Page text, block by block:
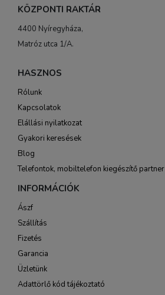
KÖZPONTI RAKTÁR
4400 Nyíregyháza,
Matróz utca 1/A.
HASZNOS
Rólunk
Kapcsolatok
Elállási nyilatkozat
Gyakori keresések
Blog
Telefontok, mobiltelefon kiegészítő partner
INFORMÁCIÓK
Ászf
Szállítás
Fizetés
Garancia
Üzletünk
Adattörlő kód tájékoztató